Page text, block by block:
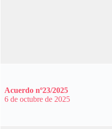
Acuerdo nº23/2025
6 de octubre de 2025